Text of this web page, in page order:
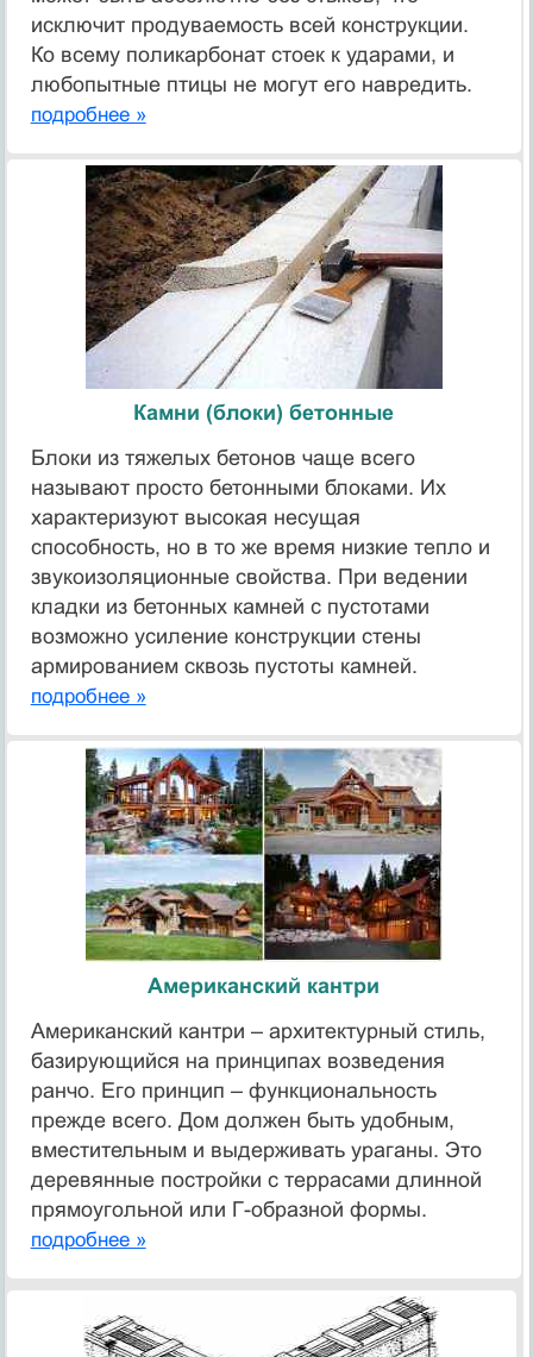
исключит продуваемость всей конструкции.
Ко всему поликарбонат стоек к ударами, и
любопытные птицы не могут его навредить.
подробнее »
Камни (блоки) бетонные
Блоки из тяжелых бетонов чаще всего
называют просто бетонными блоками. Их
характеризуют высокая несущая
способность, но в то же время низкие тепло и
звукоизоляционные свойства. При ведении
кладки из бетонных камней с пустотами
возможно усиление кон­струкции стены
армированием сквозь пустоты камней.
подробнее »
Американский кантри
Американский кантри – архитектурный стиль,
базирующийся на принципах возведения
ранчо. Его принцип – функциональность
прежде всего. Дом должен быть удобным,
вместительным и выдерживать ураганы. Это
деревянные постройки с террасами длинной
прямоугольной или Г-образной формы.
подробнее »